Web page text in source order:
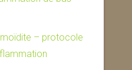
– protocole